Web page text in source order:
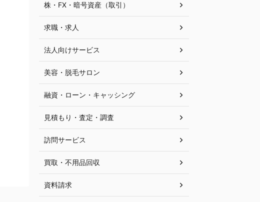
株・FX・暗号資産（取引）
求職・求人
法人向けサービス
美容・脱毛サロン
融資・ローン・キャッシング
見積もり・査定・調査
訪問サービス
買取・不用品回収
資料請求